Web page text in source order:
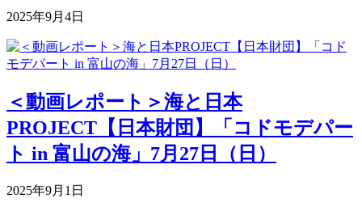
2025年9月4日
＜動画レポート＞海と日本
PROJECT【日本財団】「コドモデパー
ト in 富山の海」7月27日（日）
2025年9月1日